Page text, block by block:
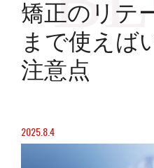
矯正のリテ
まで使えば
注意点
2025.8.4